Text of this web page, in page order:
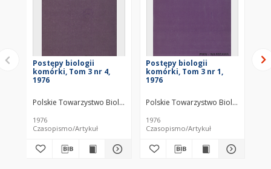
Postępy biologii
komórki, Tom 3 nr 4,
1976
Polskie Towarzystwo Biologii Komórki. Polskie Towarzystwo
1976
Czasopismo/Artykuł
Postępy biologii
komórki, Tom 3 nr 1,
1976
Polskie Towarzystwo Biologii
1976
Czasopismo/Artykuł